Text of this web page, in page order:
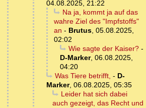
04.08.2025, 21:22
Na ja, kommt ja auf das
wahre Ziel des "Impfstoffs"
an - Brutus, 05.08.2025,
02:02
Wie sagte der Kaiser?-
D-Marker, 06.08.2025,
04:20
Was Tiere betrifft, - D-
Marker, 06.08.2025, 05:35
Leider hat sich dabei
auch gezeigt, das Recht und